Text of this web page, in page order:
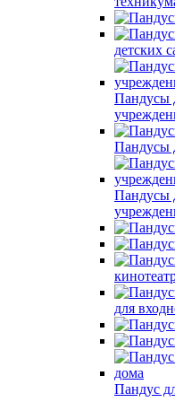
детских
Пандусы
Пандусы
Пандусы
для
Пандус